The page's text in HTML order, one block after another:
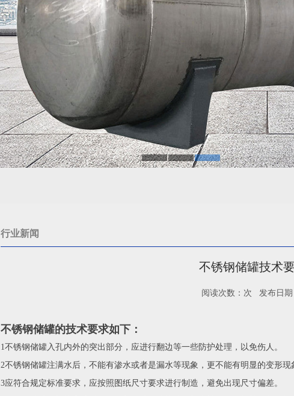
行业新闻
不锈钢储罐技术
阅读次数： 次 发布日期
不锈钢储罐的技术要求如下：
1不锈钢储罐入孔内外的突出部分，应进行翻边等一些防护处理，以免伤人。
2不锈钢储罐注满水后，不能有渗水或者是漏水等现象，更不能有明显的变形现
3应符合规定标准要求，应按照图纸尺寸要求进行制造，避免出现尺寸偏差。